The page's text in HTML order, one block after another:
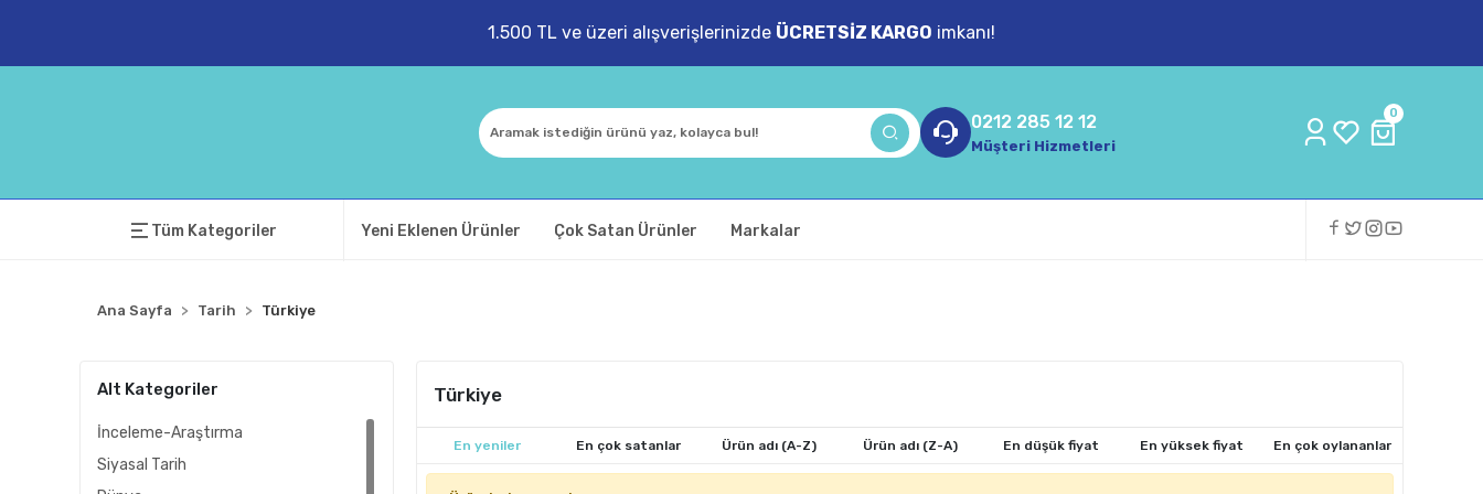
1.500 TL ve üzeri alışverişlerinizde ÜCRETSİZ KARGO imkanı!
0212 285 12 12
Müşteri Hizmetleri
0
Tüm Kategoriler Yeni Eklenen Ürünler Çok Satan Ürünler Markalar
Ana Sayfa Tarih Türkiye
Alt Kategoriler
İnceleme-Araştırma
Siyasal Tarih
Türkiye
En yeniler En çok satanlar Ürün adı (A-Z) Ürün adı (Z-A) En düşük fiyat En yüksek fiyat En çok oylananlar